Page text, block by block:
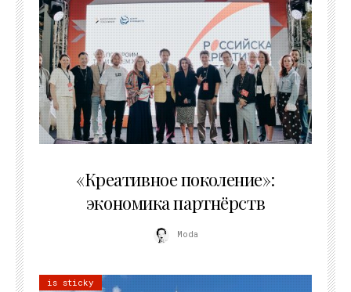
«Креативное поколение»:
экономика партнёрств
Moda
is sticky